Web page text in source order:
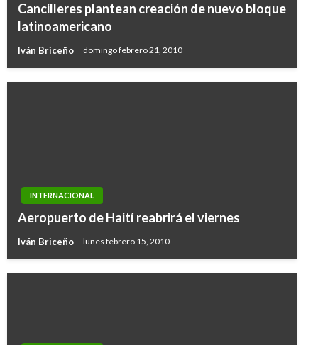
Cancilleres plantean creación de nuevo bloque
latinoamericano
Iván Briceño domingo febrero 21, 2010
INTERNACIONAL
Aeropuerto de Haití reabrirá el viernes
Iván Briceño lunes febrero 15, 2010